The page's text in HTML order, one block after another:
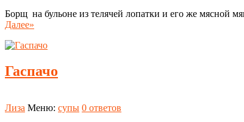
Борщ на бульоне из телячей лопатки и его же мясной
Далее»
Гаспачо
Лиза Меню: супы 0 ответов